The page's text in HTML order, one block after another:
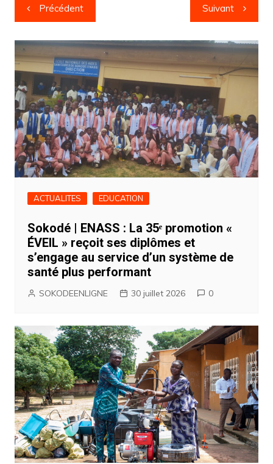
Navigation
de
l’article
Précédent Suivant
ACTUALITES EDUCATION
Sokodé | ENASS : La 35ᵉ promotion «
ÉVEIL » reçoit ses diplômes et
s’engage au service d’un système de
santé plus performant
SOKODEENLIGNE 30 juillet 2026 0